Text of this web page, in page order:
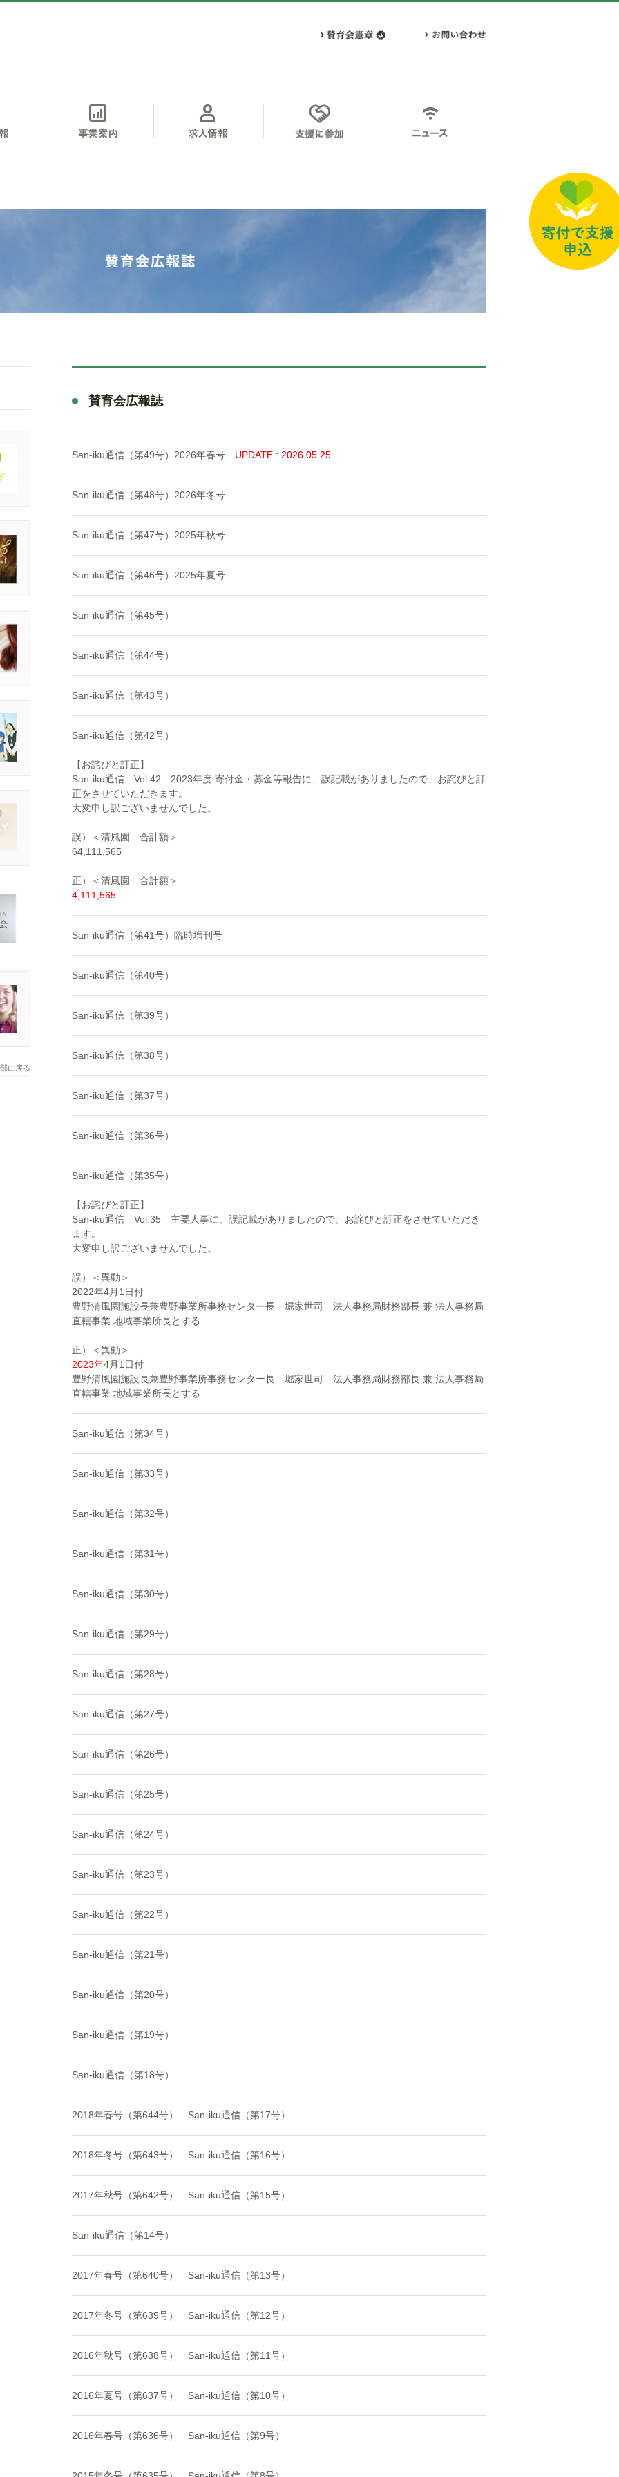
賛育会広報誌
San-iku通信（第49号）2026年春号 UPDATE : 2026.05.25
San-iku通信（第48号）2026年冬号
San-iku通信（第47号）2025年秋号
San-iku通信（第46号）2025年夏号
San-iku通信（第45号）
San-iku通信（第44号）
San-iku通信（第43号）
San-iku通信（第42号）
【お詫びと訂正】
San-iku通信 Vol.42 2023年度 寄付金・募金等報告に、誤記載がありましたので、お詫びと訂
正をさせていただきます。
大変申し訳ございませんでした。
誤）＜清風園 合計額＞
64,111,565
正）＜清風園 合計額＞
4,111,565
San-iku通信（第41号）臨時増刊号
San-iku通信（第40号）
San-iku通信（第39号）
San-iku通信（第38号）
San-iku通信（第37号）
San-iku通信（第36号）
San-iku通信（第35号）
【お詫びと訂正】
San-iku通信 Vol.35 主要人事に、誤記載がありましたので、お詫びと訂正をさせていただき
ます。
大変申し訳ございませんでした。
誤）＜異動＞
2022年4月1日付
豊野清風園施設長兼豊野事業所事務センター長 堀家世司 法人事務局財務部長 兼 法人事務局
直轄事業 地域事業所長とする
正）＜異動＞
2023年4月1日付
豊野清風園施設長兼豊野事業所事務センター長 堀家世司 法人事務局財務部長 兼 法人事務局
直轄事業 地域事業所長とする
San-iku通信（第34号）
San-iku通信（第33号）
San-iku通信（第32号）
San-iku通信（第31号）
San-iku通信（第30号）
San-iku通信（第29号）
San-iku通信（第28号）
San-iku通信（第27号）
San-iku通信（第26号）
San-iku通信（第25号）
San-iku通信（第24号）
San-iku通信（第23号）
San-iku通信（第22号）
San-iku通信（第21号）
San-iku通信（第20号）
San-iku通信（第19号）
San-iku通信（第18号）
2018年春号（第644号） San-iku通信（第17号）
2018年冬号（第643号） San-iku通信（第16号）
2017年秋号（第642号） San-iku通信（第15号）
San-iku通信（第14号）
2017年春号（第640号） San-iku通信（第13号）
2017年冬号（第639号） San-iku通信（第12号）
2016年秋号（第638号） San-iku通信（第11号）
2016年夏号（第637号） San-iku通信（第10号）
2016年春号（第636号） San-iku通信（第9号）
に戻る